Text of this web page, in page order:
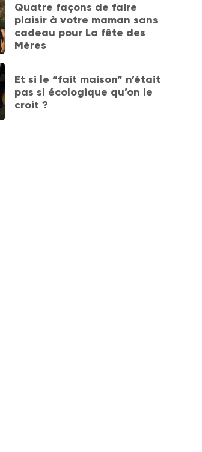
Quatre façons de faire
plaisir à votre maman sans
cadeau pour La fête des
Mères
Et si le “fait maison” n’était
pas si écologique qu’on le
croit ?